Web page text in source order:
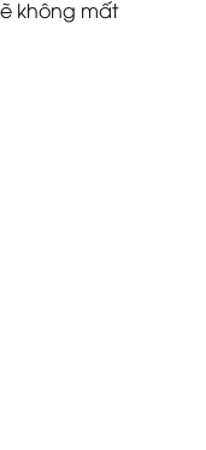
không mất